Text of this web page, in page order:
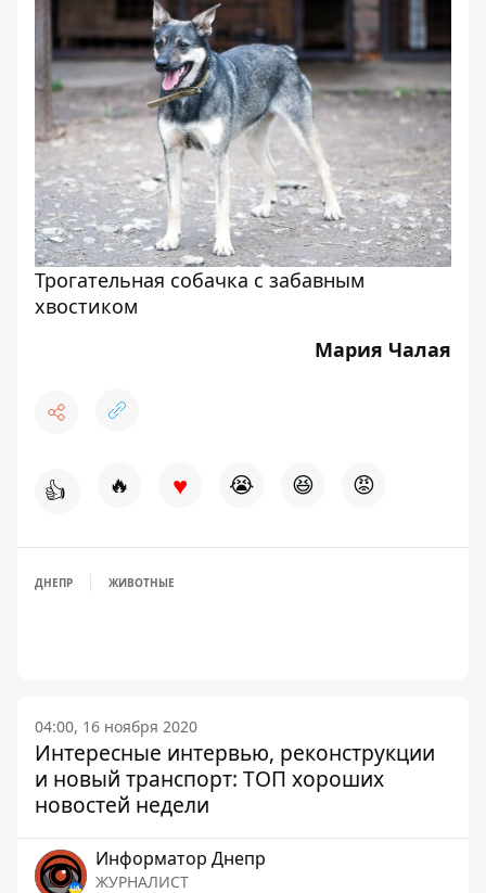
Трогательная собачка с забавным
хвостиком
Мария Чалая
👍 🔥 ♥ 😭 😆 😡
ДНЕПР ЖИВОТНЫЕ
04:00, 16 ноября 2020
Интересные интервью, реконструкции
и новый транспорт: ТОП хороших
новостей недели
Информатор Днепр
ЖУРНАЛИСТ